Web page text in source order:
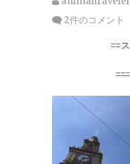
2件のコメント
==